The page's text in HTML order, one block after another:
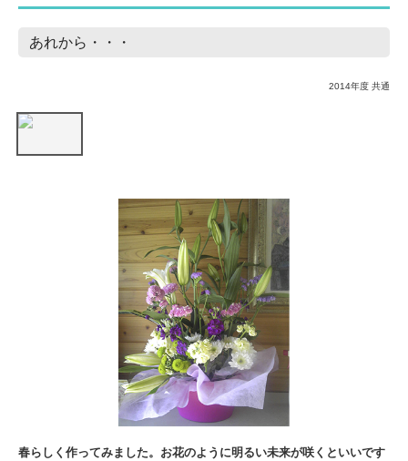
あれから・・・
2014年度 共通
春らしく作ってみました。お花のように明るい未来が咲くといいです